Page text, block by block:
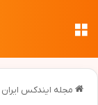
مجله ایندکس ایران